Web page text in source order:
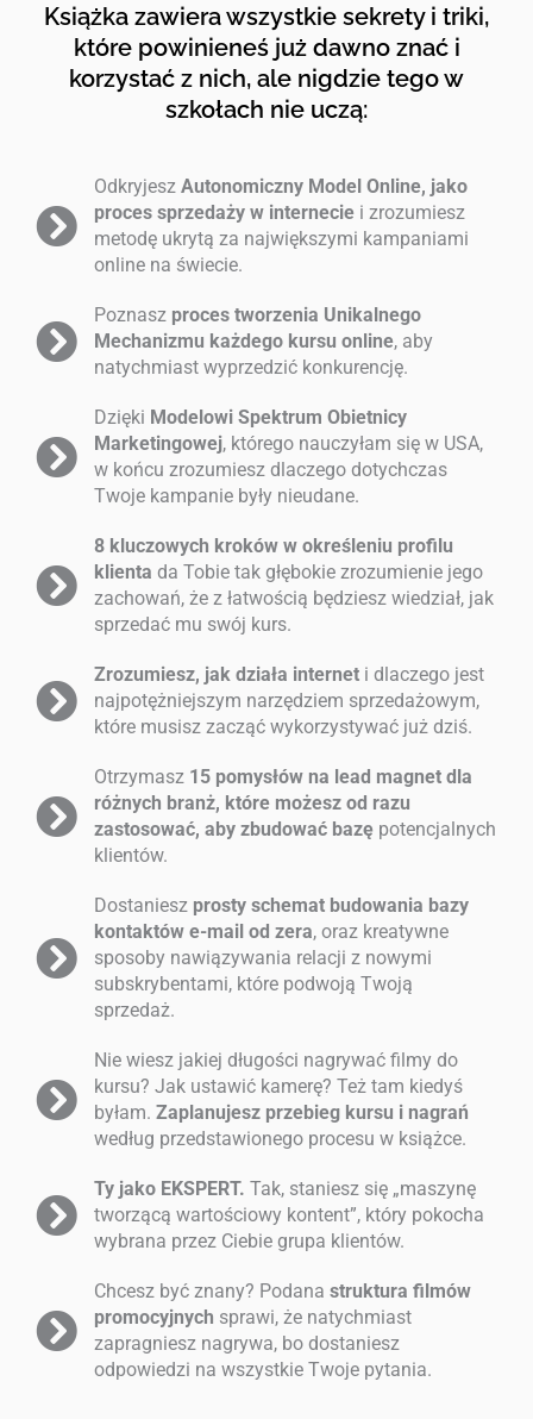
Książka zawiera wszystkie sekrety i triki,
które powinieneś już dawno znać i
korzystać z nich, ale nigdzie tego w
szkołach nie uczą:
Odkryjesz Autonomiczny Model Online, jako
proces sprzedaży w interneciei zrozumiesz
metodę ukrytą za największymi kampaniami
online na świecie.
Poznasz proces tworzenia Unikalnego
Mechanizmu każdego kursu online, aby
natychmiast wyprzedzić konkurencję.
Dzięki Modelowi Spektrum Obietnicy
Marketingowej, którego nauczyłam się w USA,
w końcu zrozumiesz dlaczego dotychczas
Twoje kampanie były nieudane.
8 kluczowych kroków w określeniu profilu
klienta da Tobie tak głębokie zrozumienie jego
zachowań, że z łatwością będziesz wiedział, jak
sprzedać mu swój kurs.
Zrozumiesz, jak działa internet i dlaczego jest
najpotężniejszym narzędziem sprzedażowym,
które musisz zacząć wykorzystywać już dziś.
Otrzymasz 15 pomysłów na lead magnet dla
różnych branż, które możesz od razu
zastosować, aby zbudować bazę potencjalnych
klientów.
Dostaniesz prosty schemat budowania bazy
kontaktów e-mail od zera, oraz kreatywne
sposoby nawiązywania relacji z nowymi
subskrybentami, które podwoją Twoją
sprzedaż.
Nie wiesz jakiej długości nagrywać filmy do
kursu? Jak ustawić kamerę? Też tam kiedyś
byłam. Zaplanujesz przebieg kursu i nagrań
według przedstawionego procesu w książce.
Ty jako EKSPERT. Tak, staniesz się „maszynę
tworzącą wartościowy kontent”, który pokocha
wybrana przez Ciebie grupa klientów.
Chcesz być znany? Podana struktura filmów
promocyjnych sprawi, że natychmiast
zapragniesz nagrywa, bo dostaniesz
odpowiedzi na wszystkie Twoje pytania.